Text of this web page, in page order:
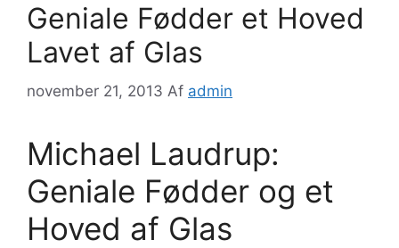
Geniale Fødder et Hoved
Lavet af Glas
november 21, 2013 Af admin
Michael Laudrup:
Geniale Fødder og et
Hoved af Glas